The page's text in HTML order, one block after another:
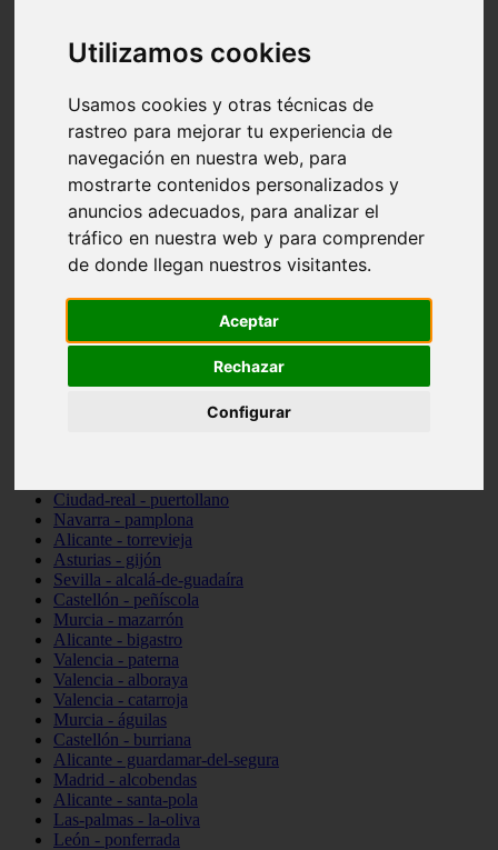
Utilizamos cookies
Usamos cookies y otras técnicas de
rastreo para mejorar tu experiencia de
navegación en nuestra web, para
mostrarte contenidos personalizados y
anuncios adecuados, para analizar el
tráfico en nuestra web y para comprender
de donde llegan nuestros visitantes.
Aceptar
Rechazar
Configurar
Valencia - chiva
Murcia - calasparra
Valencia - sagunt
Asturias - ribadesella
Castellón - benicàssim
Alicante - el-campello
Cádiz - rota
Madrid - las-rozas-de-madrid
Ciudad-real - ciudad-real
Madrid - tres-cantos
Las-palmas - yaiza
Alicante - elx
Ciudad-real - puertollano
Navarra - pamplona
Alicante - torrevieja
Asturias - gijón
Sevilla - alcalá-de-guadaíra
Castellón - peñíscola
Murcia - mazarrón
Alicante - bigastro
Valencia - paterna
Valencia - alboraya
Valencia - catarroja
Murcia - águilas
Castellón - burriana
Alicante - guardamar-del-segura
Madrid - alcobendas
Alicante - santa-pola
Las-palmas - la-oliva
León - ponferrada